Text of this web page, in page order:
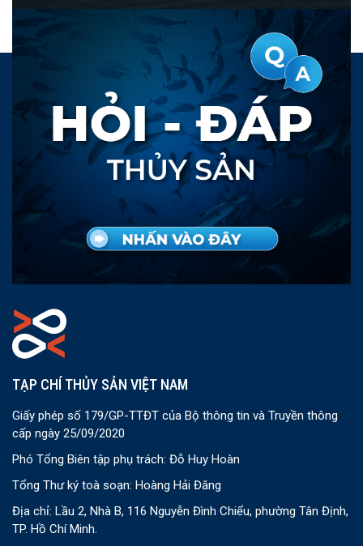
TẠP CHÍ THỦY SẢN VIỆT NAM
Giấy phép số 179/GP-TTĐT của Bộ thông tin và Truyền thông
cấp ngày 25/09/2020
Phó Tổng Biên tập phụ trách: Đỗ Huy Hoàn
Tổng Thư ký toà soạn: Hoàng Hải Đăng
Địa chỉ: Lầu 2, Nhà B, 116 Nguyễn Đình Chiểu, phường Tân Định,
TP. Hồ Chí Minh.